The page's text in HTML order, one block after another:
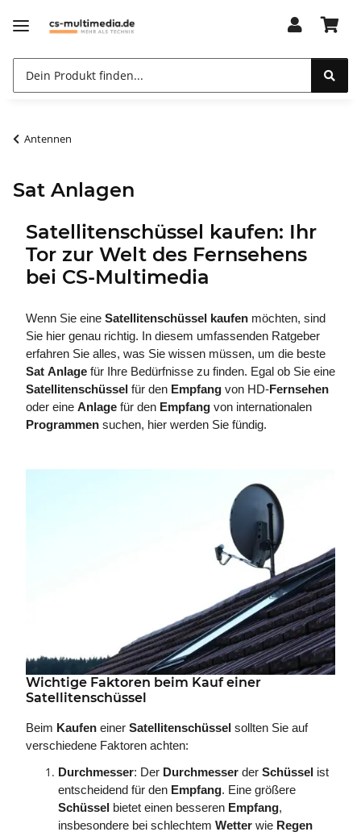
Antennen
Sat Anlagen
Satellitenschüssel kaufen: Ihr
Tor zur Welt des Fernsehens
bei CS-Multimedia
Wenn Sie eine Satellitenschüssel kaufen möchten, sind
Sie hier genau richtig. In diesem umfassenden Ratgeber
erfahren Sie alles, was Sie wissen müssen, um die beste
Sat Anlage für Ihre Bedürfnisse zu finden. Egal ob Sie eine
Satellitenschüssel für den Empfang von HD-Fernsehen
oder eine Anlage für den Empfang von internationalen
Programmen suchen, hier werden Sie fündig.
Wichtige Faktoren beim Kauf einer
Satellitenschüssel
Beim Kaufen einer Satellitenschüssel sollten Sie auf
verschiedene Faktoren achten:
Durchmesser: Der Durchmesser der Schüssel ist
entscheidend für den Empfang. Eine größere
Schüssel
bietet einen besseren Empfang,
insbesondere bei schlechtem Wetter wie Regen